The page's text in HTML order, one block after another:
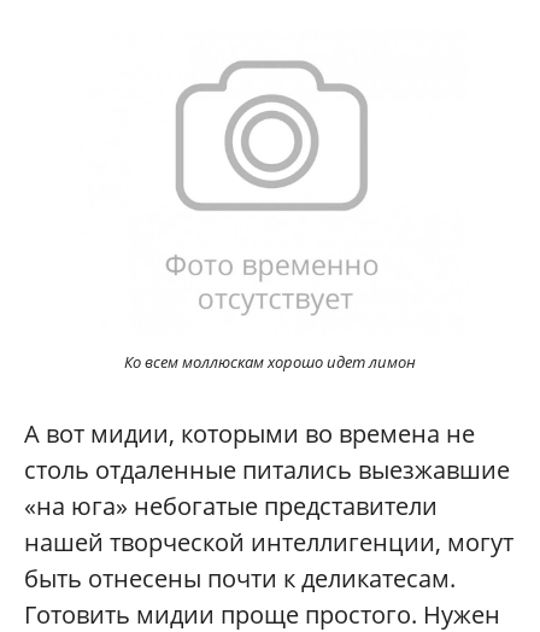
Ко всем моллюскам хорошо идет лимон
А вот мидии, которыми во времена не
столь отдаленные питались выезжавшие
«на юга» небогатые представители
нашей творческой интеллигенции, могут
быть отнесены почти к деликатесам.
Готовить мидии проще простого. Нужен